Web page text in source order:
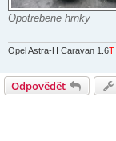
Opotrebene hrnky
Opel Astra-H Caravan 1.6T
Odpovědět